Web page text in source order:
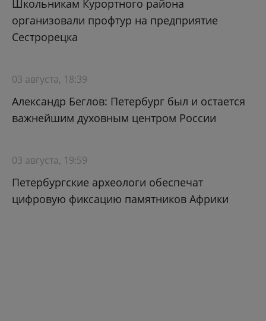
Школьникам Курортного района
организовали профтур на предприятие
Сестрорецка
03 августа, 18:39
Александр Беглов: Петербург был и остается
важнейшим духовным центром России
03 августа, 19:59
Петербургские археологи обеспечат
цифровую фиксацию памятников Африки